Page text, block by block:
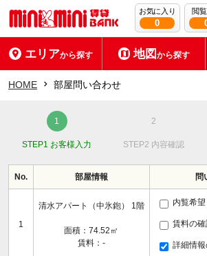
お気に入り
0
閲
エリアから探す 地図から探す
HOME 部屋問い合わせ
STEP1 お客様入力 STEP2 内容確認
No. 部屋情報 問
1
清水アパート（中氷鉋） 1階
面積：74.52㎡
賃料：-
内覧希望
賃料の
詳細情